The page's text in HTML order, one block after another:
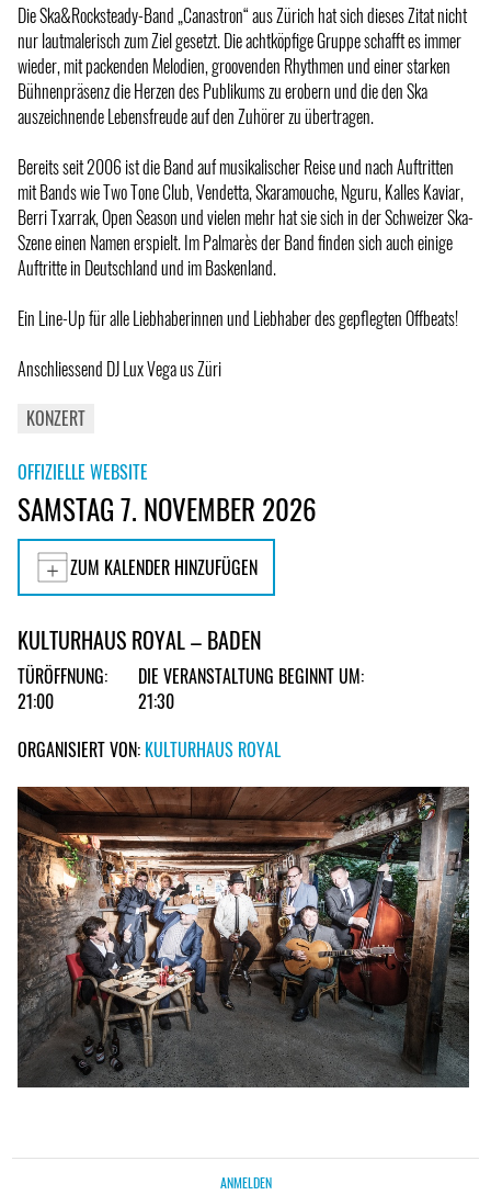
Die Ska&Rocksteady-Band „Canastron“ aus Zürich hat sich dieses Zitat nicht
nur lautmalerisch zum Ziel gesetzt. Die achtköpfige Gruppe schafft es immer
wieder, mit packenden Melodien, groovenden Rhythmen und einer starken
Bühnenpräsenz die Herzen des Publikums zu erobern und die den Ska
auszeichnende Lebensfreude auf den Zuhörer zu übertragen.
Bereits seit 2006 ist die Band auf musikalischer Reise und nach Auftritten
mit Bands wie Two Tone Club, Vendetta, Skaramouche, Nguru, Kalles Kaviar,
Berri Txarrak, Open Season und vielen mehr hat sie sich in der Schweizer Ska-
Szene einen Namen erspielt. Im Palmarès der Band finden sich auch einige
Auftritte in Deutschland und im Baskenland.
Ein Line-Up für alle Liebhaberinnen und Liebhaber des gepflegten Offbeats!
Anschliessend DJ Lux Vega us Züri
KONZERT
OFFIZIELLE WEBSITE
SAMSTAG 7. NOVEMBER 2026
ZUM KALENDER HINZUFÜGEN
KULTURHAUS ROYAL – BADEN
TÜRÖFFNUNG:
21:00
DIE VERANSTALTUNG BEGINNT UM:
21:30
ORGANISIERT VON: KULTURHAUS ROYAL
ANMELDEN